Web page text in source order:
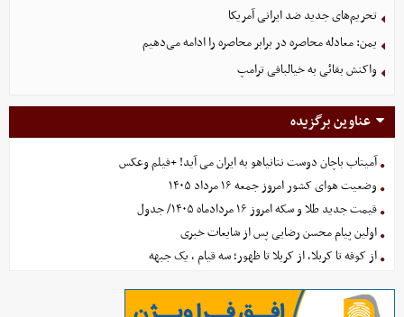
تحریم‌های جدید ضد ایرانی آمریکا
یمن: معادله محاصره در برابر محاصره را ادامه می‌دهیم
واکنش بقائی به خیالبافی ترامپ
عناوین برگزیده
آمیتاب باچان دوست نتانیاهو به ایران می آید! +فیلم وعکس
وضعیت هوای کشور امروز جمعه ۱۶ مرداد ۱۴۰۵
قیمت جدید طلا و سکه امروز ۱۶ مردادماه ۱۴۰۵/ جدول
اولین پیام محسن رضایی پس از شایعات خبری
از کوفه تا کربلا، از کربلا تا ظهور؛ سه قیام ، یک جبهه